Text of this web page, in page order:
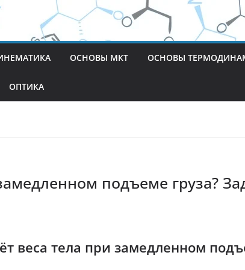
ОСНОВЫ МКТ ОСНОВЫ
ОПТИКА
подъеме груза?
веса тела при замедленном